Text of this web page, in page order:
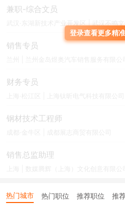
虽然依据本科学历进行人才筛选现象
求职者依然可以通过丰富的实习经历
履历来体现自身高价值，实习经历、
行业、工作地点以及职业类型等方式
兼职-综合文员
武汉·东湖新技术产业开发区 | 武汉不鸣
销售专员
财务专员
钢材技术工程师
销售总监助理
登录查看更多精
热门城市 热门职位 推荐职位 推